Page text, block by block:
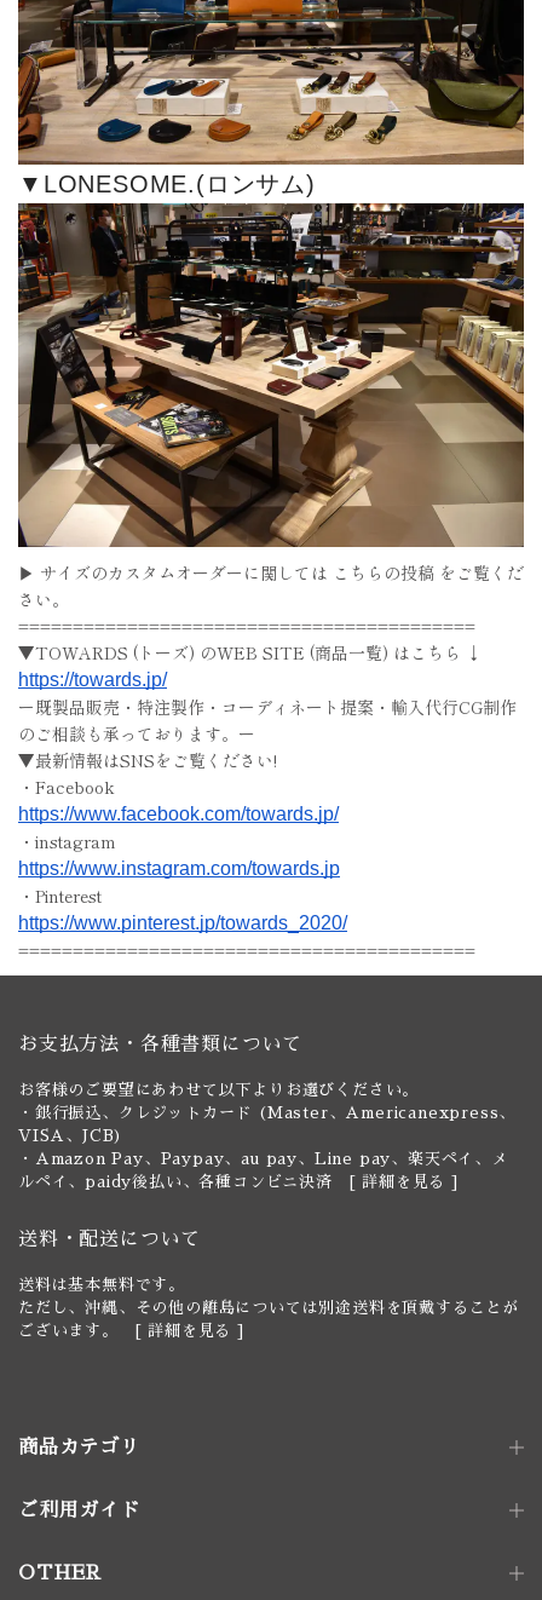
▼ LONESOME.(ロンサム)
▶ サイズのカスタムオーダーに関しては こちらの投稿 をご覧くだ
さい。
==========================================
▼TOWARDS (トーズ) のWEB SITE (商品一覧) はこちら ↓
https://towards.jp/
ー既製品販売・特注製作・コーディネート提案・輸入代行CG制作
のご相談も承っております。ー
▼最新情報はSNSをご覧ください!
・Facebook
https://www.facebook.com/towards.jp/
・instagram
https://www.instagram.com/towards.jp
・Pinterest
https://www.pinterest.jp/towards_2020/
==========================================
お支払方法・各種書類について
お客様のご要望にあわせて以下よりお選びください。
・銀行振込、クレジットカード (Master、Americanexpress、
VISA、JCB)
・Amazon Pay、Paypay、au pay、Line pay、楽天ペイ、メ
ルペイ、paidy後払い、各種コンビニ決済 [ 詳細を見る ]
送料・配送について
送料は基本無料です。
ただし、沖縄、その他の離島については別途送料を頂戴することが
ございます。 [ 詳細を見る ]
商品カテゴリ
照明器具
ペンダントライト｜多灯
ご利用ガイド
OTHER